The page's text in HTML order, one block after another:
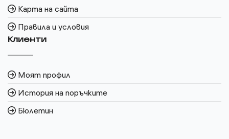
Карта на сайта
Правила и условия
Клиенти
Моят профил
История на поръчките
Бюлетин